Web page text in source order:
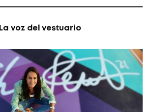
La voz del vestuario